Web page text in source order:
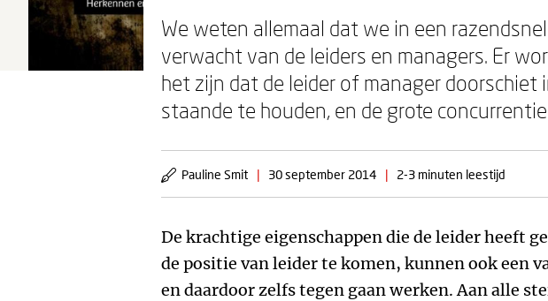
We weten allemaal dat we in een
verwacht van de leiders en managers. Er
het zijn dat de leider of manager doorschiet
staande te houden, en de grote
Pauline Smit | 30 september 2014 | 2-3 minuten leestijd
De krachtige eigenschappen die de leider heeft
de positie van leider te komen, kunnen ook een
en daardoor zelfs tegen gaan werken. Aan alle